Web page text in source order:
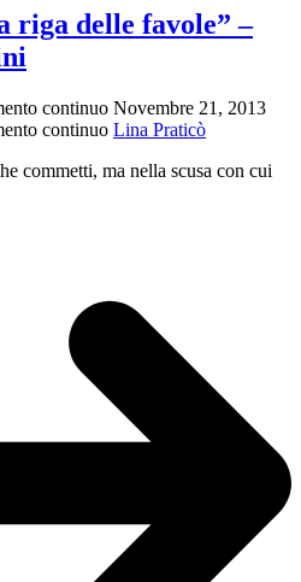
riga delle favole” –
continuo Novembre 21, 2013
continuo Lina Praticò
commetti, ma nella scusa con cui